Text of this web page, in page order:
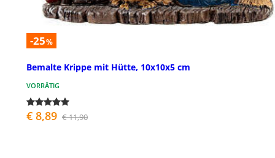
-25%
Bemalte Krippe mit Hütte, 10x10x5 cm
VORRÄTIG
€ 8,89 € 11,90